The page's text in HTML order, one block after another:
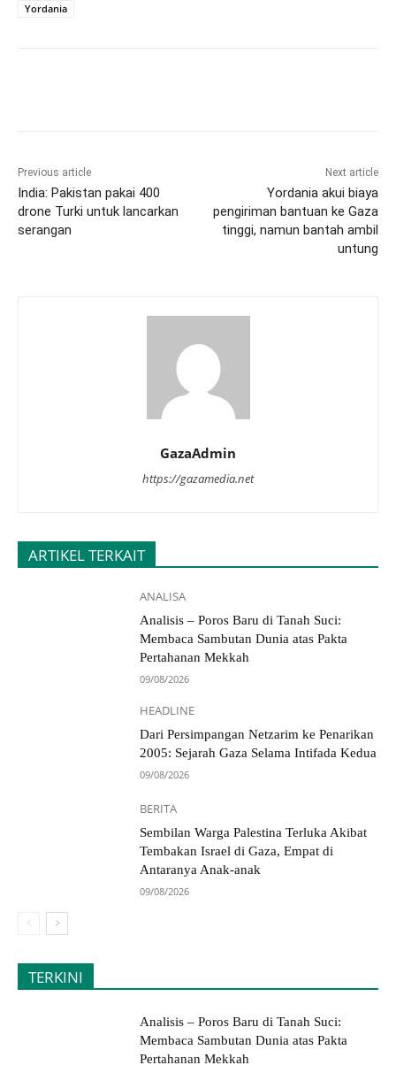
Yordania
Previous article
India: Pakistan pakai 400
drone Turki untuk lancarkan
serangan
Next article
Yordania akui biaya
pengiriman bantuan ke Gaza
tinggi, namun bantah ambil
untung
GazaAdmin
https://gazamedia.net
ARTIKEL TERKAIT
ANALISA
Analisis – Poros Baru di Tanah Suci:
Membaca Sambutan Dunia atas Pakta
Pertahanan Mekkah
09/08/2026
HEADLINE
Dari Persimpangan Netzarim ke Penarikan
2005: Sejarah Gaza Selama Intifada Kedua
09/08/2026
BERITA
Sembilan Warga Palestina Terluka Akibat
Tembakan Israel di Gaza, Empat di
Antaranya Anak-anak
09/08/2026
TERKINI
Analisis – Poros Baru di Tanah Suci:
Membaca Sambutan Dunia atas Pakta
Pertahanan Mekkah